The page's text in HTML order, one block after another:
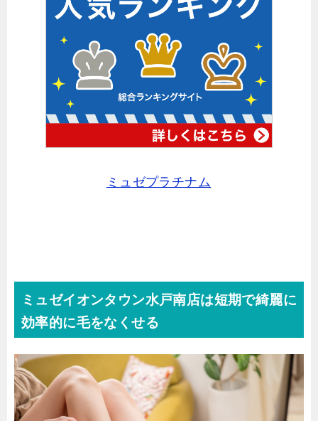
ミュゼプラチナム
ミュゼイオンタウン水戸南店は短期で綺麗に
効率的に毛をなくせる